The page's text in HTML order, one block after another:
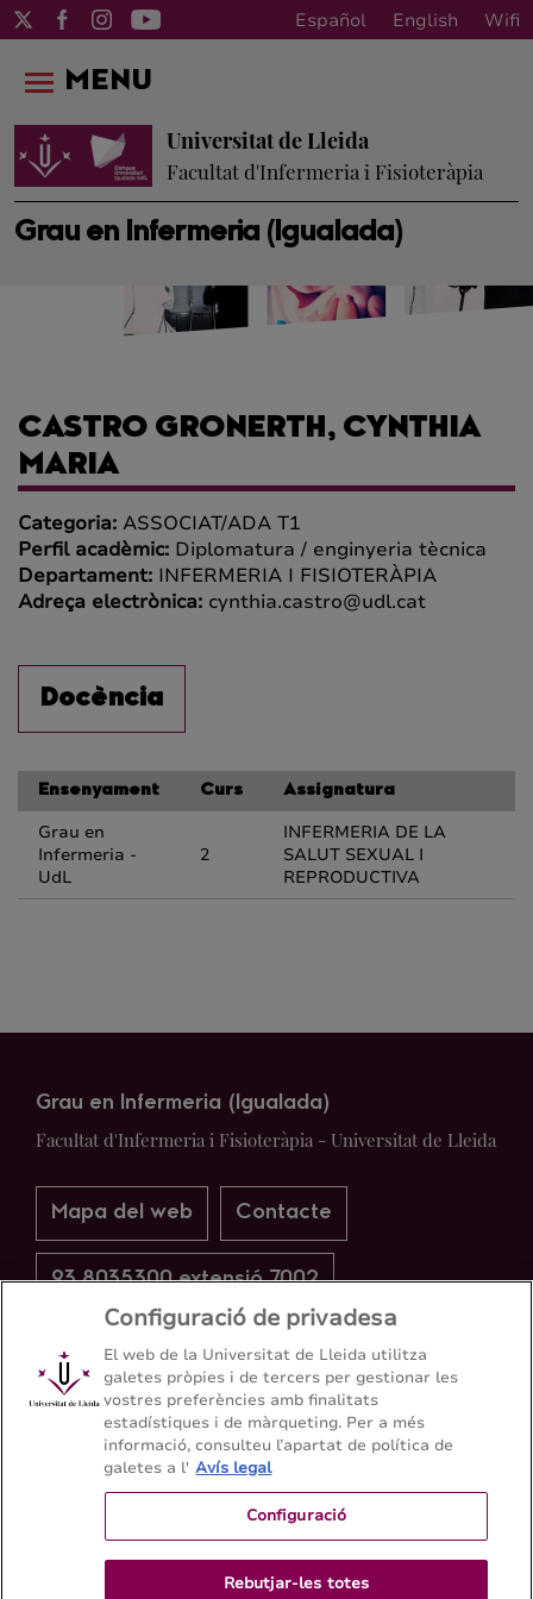
Español English Wifi
Grau en Infermeria (Igualada)
Universitat de Lleida
Facultat d'Infermeria i Fisioteràpia
MENU
CASTRO GRONERTH, CYNTHIA
MARIA
Categoria: ASSOCIAT/ADA T1
Perfil acadèmic: Diplomatura / enginyeria tècnica
Departament: INFERMERIA I FISIOTERÀPIA
Adreça electrònica: cynthia.castro@udl.cat
Docència
Ensenyament Curs Assignatura
Grau en
Infermeria -
UdL
2
INFERMERIA DE LA
SALUT SEXUAL I
REPRODUCTIVA
Grau en Infermeria (Igualada)
Facultat d'Infermeria i Fisioteràpia - Universitat de Lleida
Mapa del web Contacte
93 8035300 extensió 7002
Configuració de privadesa
El web de la Universitat de Lleida utilitza
galetes pròpies i de tercers per gestionar les
vostres preferències amb finalitats
estadístiques i de màrqueting. Per a més
informació, consulteu l’apartat de política de
galetes a l' Avís legal
Configuració
Rebutjar-les totes